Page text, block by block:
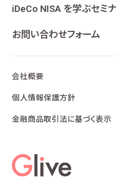
ンケート、各種情報
グ及びこれらに付帯
当社が取り扱う生
金融商品仲介業にお
提携会社の金融商品
供の妥当性を判断す
お客様ご本人である
iDeCo NISA を学ぶセミ
お問い合わせフォーム
会社概要
個人情報保護方針
金融商品取引法に基づく表示